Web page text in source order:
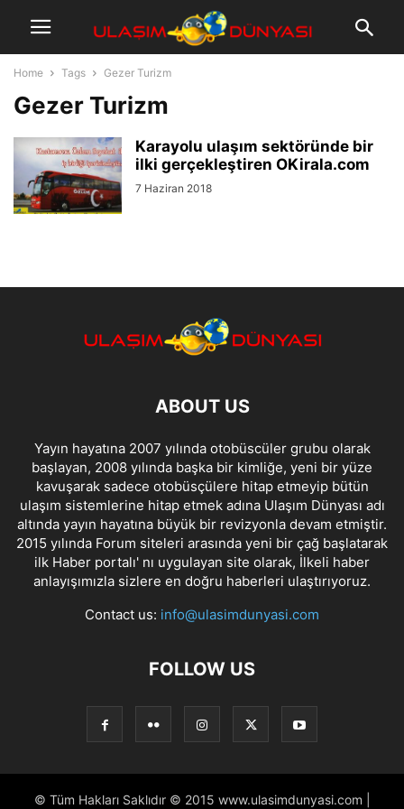
Home Tags Gezer Turizm
Gezer Turizm
Karayolu ulaşım sektöründe bir
ilki gerçekleştiren OKirala.com
7 Haziran 2018
ABOUT US
Yayın hayatına 2007 yılında otobüscüler grubu olarak
başlayan, 2008 yılında başka bir kimliğe, yeni bir yüze
kavuşarak sadece otobüsçülere hitap etmeyip bütün
ulaşım sistemlerine hitap etmek adına Ulaşım Dünyası adı
altında yayın hayatına büyük bir revizyonla devam etmiştir.
2015 yılında Forum siteleri arasında yeni bir çağ başlatarak
ilk Haber portalı' nı uygulayan site olarak, İlkeli haber
anlayışımızla sizlere en doğru haberleri ulaştırıyoruz.
Contact us: info@ulasimdunyasi.com
FOLLOW US
© Tüm Hakları Saklıdır © 2015 www.ulasimdunyasi.com |